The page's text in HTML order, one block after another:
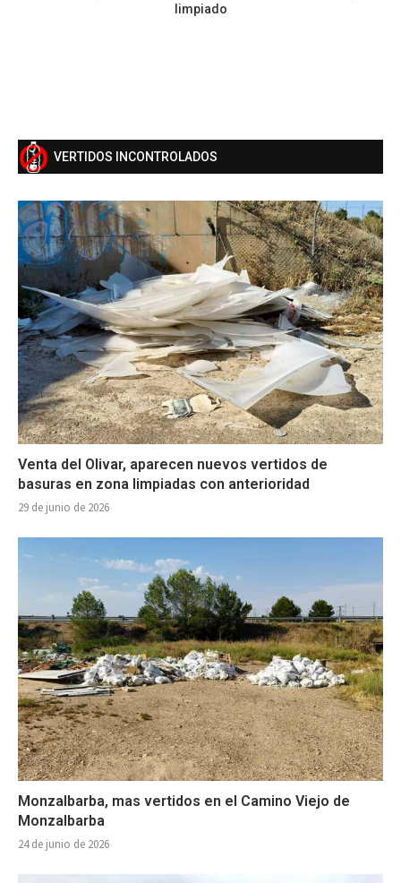
limpiado
VERTIDOS INCONTROLADOS
Venta del Olivar, aparecen nuevos vertidos de
basuras en zona limpiadas con anterioridad
29 de junio de 2026
Monzalbarba, mas vertidos en el Camino Viejo de
Monzalbarba
24 de junio de 2026